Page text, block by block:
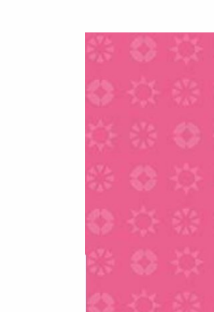
骨格タイプ別
Air Rift
コラボ